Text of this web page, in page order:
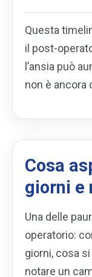
Questa
il post-
l’ansia può
non è ancora
Cosa
giorni e
Una delle
operatorio:
giorni, cosa
notare un